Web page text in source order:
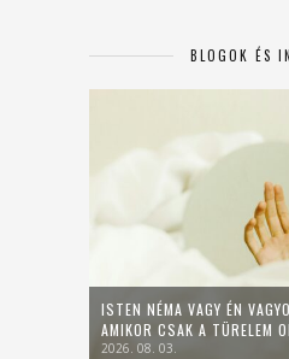
BLOGOK ÉS
ISTEN NÉMA VAGY ÉN
AMIKOR CSAK A TÜRELEM
2026. 08. 03.